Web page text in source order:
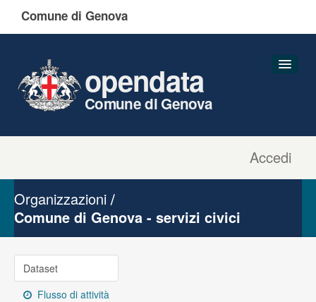
Comune di Genova
Accedi
opendata
Comune di Genova
Gruppi
Organizzazioni
Comune di Genova - servizi civici
Dataset
Flusso di attività